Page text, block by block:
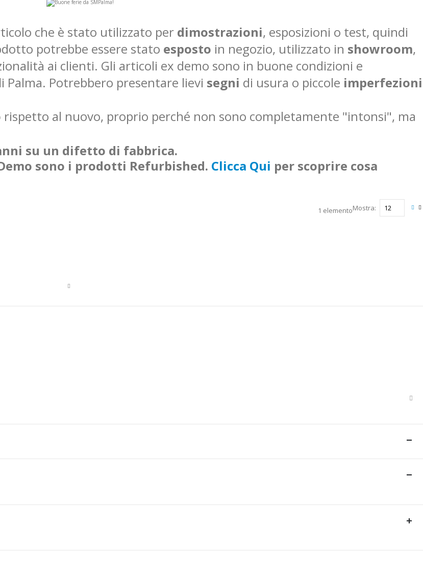
che è stato utilizzato per dimostrazioni, esposizioni o test, quindi
potrebbe essere stato esposto in negozio, utilizzato in showroom,
ai clienti. Gli articoli ex demo sono in buone condizioni e
Potrebbero presentare lievi segni di usura o piccole imperfezioni
rispetto al nuovo, proprio perché non sono completamente "intonsi", ma
su un difetto di fabbrica.
sono i prodotti Refurbished. Clicca Qui per scoprire cosa
1 elementoMostra